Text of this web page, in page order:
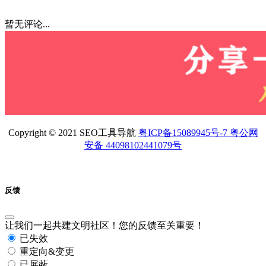
暂无评论...
Copyright © 2021 SEO工具导航 粤ICP备15089945号-7 粤公网
安备 44098102441079号
反馈
让我们一起共建文明社区！您的反馈至关重要！
已失效
重定向&变更